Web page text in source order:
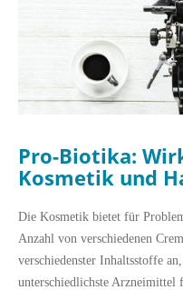
Pro-Biotika:
Kosmetik und
Die Kosmetik bietet für
Anzahl von verschiedenen
verschiedenster Inhaltsstoffe
unterschiedlichste Arzneimittel